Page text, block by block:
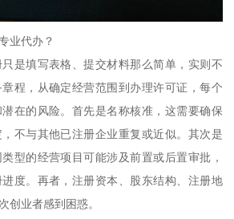
业代办？
是填写表格、提交材料那么简单，实则不
程，从确定经营范围到办理许可证，每个
在的风险。首先是名称核准，这需要确保
不与其他已注册企业重复或近似。其次是
型的经营项目可能涉及前置或后置审批，
度。再者，注册资本、股东结构、注册地
创业者感到困惑。